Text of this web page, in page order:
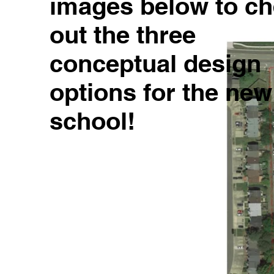
out the three
conceptual design
options for the new
school!